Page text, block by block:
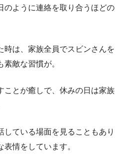
のように連絡を取り合うほどの
時は、家族全員でスビンさんを
敵な習慣が。
ことが癒しで、休みの日は家族
している場面を見ることもあり
情をしています。